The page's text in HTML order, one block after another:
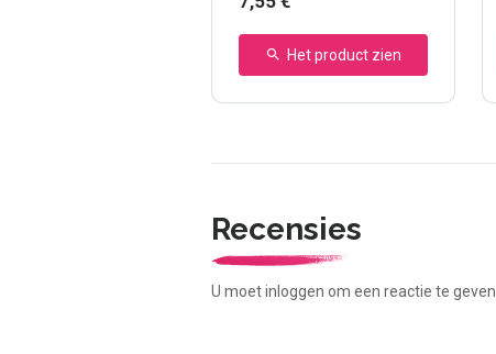
Ateliers Créatifs
Het product zien
Recensies
U moet inloggen om een reactie te geven